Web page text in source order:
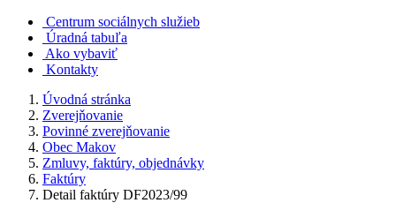
Centrum sociálnych služieb
Úradná tabuľa
Ako vybaviť
Kontakty
Úvodná stránka
Zverejňovanie
Povinné zverejňovanie
Obec Makov
Zmluvy, faktúry, objednávky
Faktúry
Detail faktúry DF2023/99